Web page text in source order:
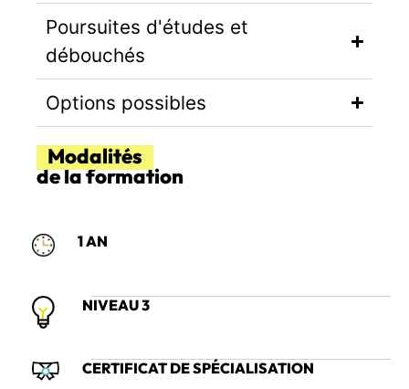
Poursuites d'études et
débouchés
Options possibles
Modalités
de la formation
1 AN
NIVEAU 3
CERTIFICAT DE SPÉCIALISATION